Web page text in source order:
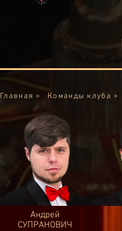
Главная > Команды клуба >
Андрей
СУПРАНОВИЧ